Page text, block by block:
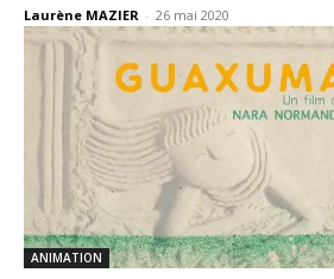
Laurène MAZIER - 26 mai 2020
ANIMATION